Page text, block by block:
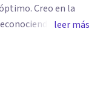
Creo en la
la
Mi compromiso
constante
leer más